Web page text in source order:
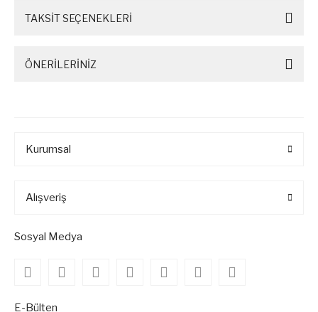
TAKSİT SEÇENEKLERİ
ÖNERİLERİNİZ
Kurumsal
Alışveriş
Sosyal Medya
E-Bülten